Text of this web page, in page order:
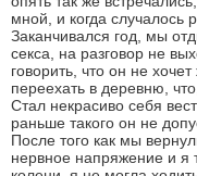
мной, и когда случалось
Заканчивался год, мы
секса, на разговор не
говорить, что он не
переехать в деревню,
Стал некрасиво себя
раньше такого он не
После того как мы
нервное напряжение и я